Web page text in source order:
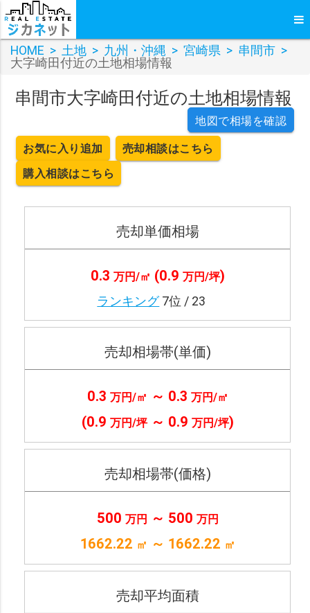
HOME > 土地 > 九州・沖縄 > 宮崎県 > 串間市 >
大字崎田付近の土地相場情報
串間市大字崎田付近の土地相場情報
地図で相場を確認
お気に入り追加
売却相談はこちら
購入相談はこちら
売却単価相場
0.3 万円/㎡ (0.9 万円/坪)
ランキング 7位 / 23
売却相場帯(単価)
0.3 万円/㎡ ～ 0.3 万円/㎡
(0.9 万円/坪～ 0.9 万円/坪)
売却相場帯(価格)
500 万円 ～ 500 万円
1662.22 ㎡ ～ 1662.22 ㎡
売却平均面積